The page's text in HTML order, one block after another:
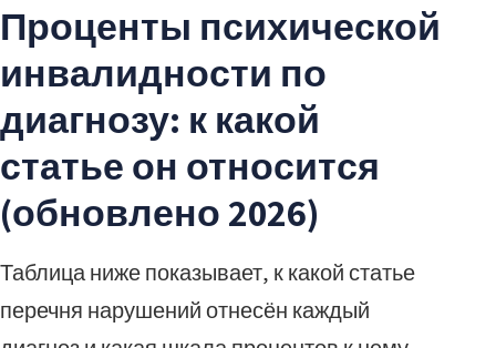
Проценты психической
инвалидности по
диагнозу: к какой
статье он относится
(обновлено 2026)
Таблица ниже показывает, к какой статье
перечня нарушений отнесён каждый